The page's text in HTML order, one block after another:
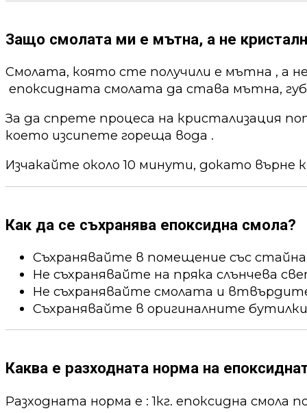
Защо смолата ми е мътна, а не
Смолата, която сте получили е мътна , а
епоксидната смолата да става мътна,
За да спрете процеса на кристализация
което изсипете гореща вода .
Изчакайте около 10 минути, докато върне
Как да се съхранява епоксидна смола?
Съхранявайте в помещение със
Не съхранявайте на пряка слънчева
Не съхранявайте смолата и
Съхранявайте в оригиналните
Каква е разходната норма на
Разходната норма е : 1кг. епоксидна смола